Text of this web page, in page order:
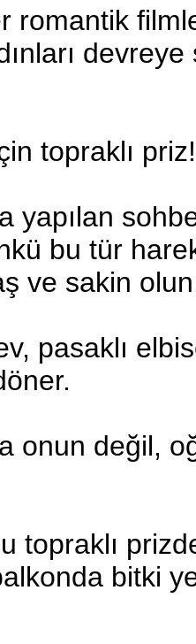
romantik
topraklı priz!
yapılan
bu tür
ve sakin
pasaklı
onun değil,
topraklı
bitki